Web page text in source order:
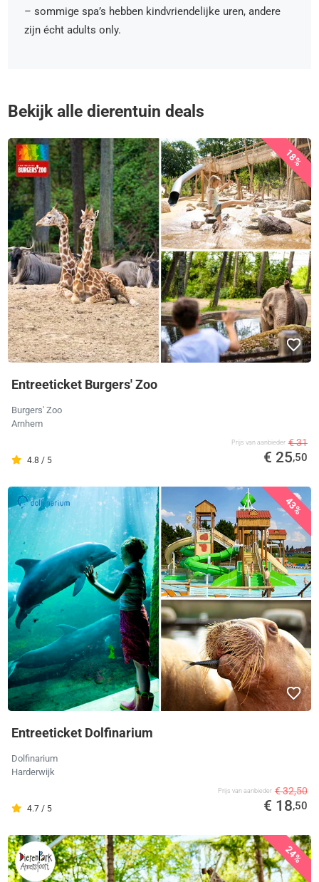
– sommige spa’s hebben kindvriendelijke uren, andere
zijn écht adults only.
Bekijk alle dierentuin deals
18%
Entreeticket Burgers' Zoo
Burgers' Zoo
Arnhem
4.8 / 5
Prijs van aanbieder € 31
€ 25,50
43%
Entreeticket Dolfinarium
Dolfinarium
Harderwijk
4.7 / 5
Prijs van aanbieder € 32,50
€ 18,50
24%